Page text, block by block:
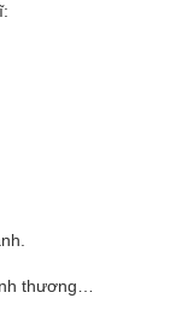
thương…